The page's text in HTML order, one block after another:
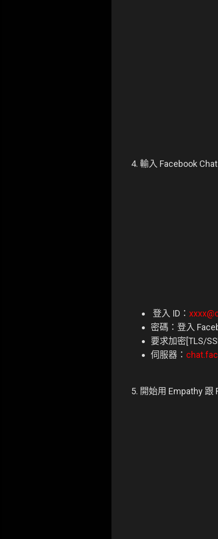
4. 輸入 Facebook
登入 ID：
密碼：登入
要求加密[TLS/
伺服器：
5. 開始用 Empathy 跟